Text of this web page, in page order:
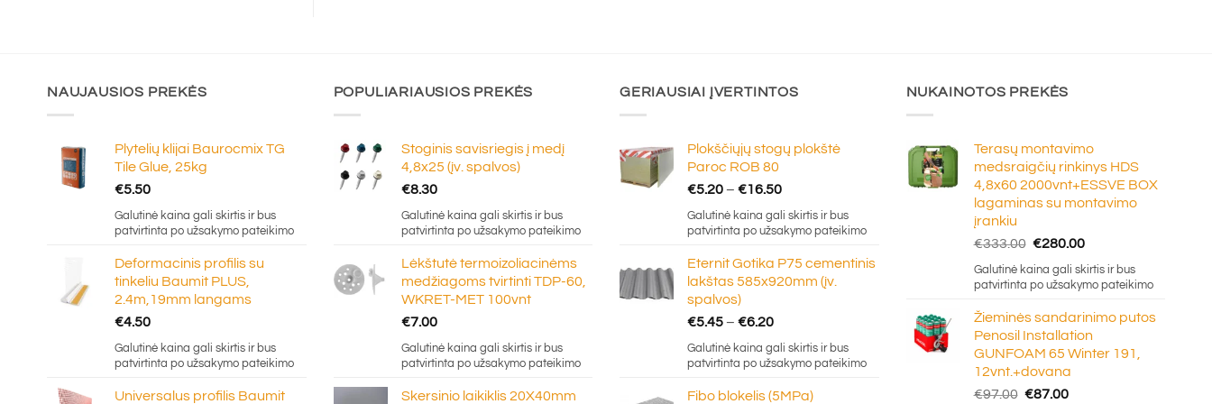
NAUJAUSIOS PREKĖS
Plytelių klijai Baurocmix TG
Tile Glue, 25kg
€5.50
Galutinė kaina gali skirtis ir bus
patvirtinta po užsakymo pateikimo
Deformacinis profilis su
tinkeliu Baumit PLUS,
2.4m,19mm langams
€4.50
Galutinė kaina gali skirtis ir bus
patvirtinta po užsakymo pateikimo
Universalus profilis Baumit
POPULIARIAUSIOS PREKĖS
Stoginis savisriegis į medį
4,8x25 (įv. spalvos)
€8.30
Galutinė kaina gali skirtis ir bus
patvirtinta po užsakymo pateikimo
Lėkštutė termoizoliacinėms
medžiagoms tvirtinti TDP-60,
WKRET-MET 100vnt
€7.00
Galutinė kaina gali skirtis ir bus
patvirtinta po užsakymo pateikimo
Skersinio laikiklis 20X40mm
GERIAUSIAI ĮVERTINTOS
Plokščiųjų stogų plokštė
Paroc ROB 80
€5.20 – €16.50Price
range:
€5.20
€16.50
Galutinė kaina gali skirtis ir bus
patvirtinta po užsakymo pateikimo
Eternit Gotika P75 cementinis
lakštas 585x920mm (įv.
spalvos)
€5.45 – €6.20Price
range:
€5.45
€6.20
Galutinė kaina gali skirtis ir bus
patvirtinta po užsakymo pateikimo
Fibo blokelis (5MPa)
NUKAINOTOS PREKĖS
Terasų montavimo
medsraigčių rinkinys HDS
4,8x60 2000vnt+ESSVE BOX
lagaminas su montavimo
įrankiu
€333.00 Original
price
was:
€280.00Current
price
is:
Galutinė kaina gali skirtis ir bus
patvirtinta po užsakymo pateikimo
Žieminės sandarinimo putos
Penosil Installation
GUNFOAM 65 Winter 191,
12vnt.+dovana
€97.00 Original
€87.00Current